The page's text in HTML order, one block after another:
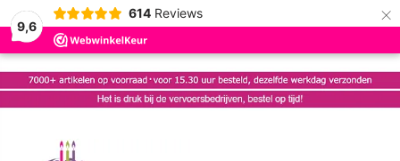
9,6
614 Reviews ×